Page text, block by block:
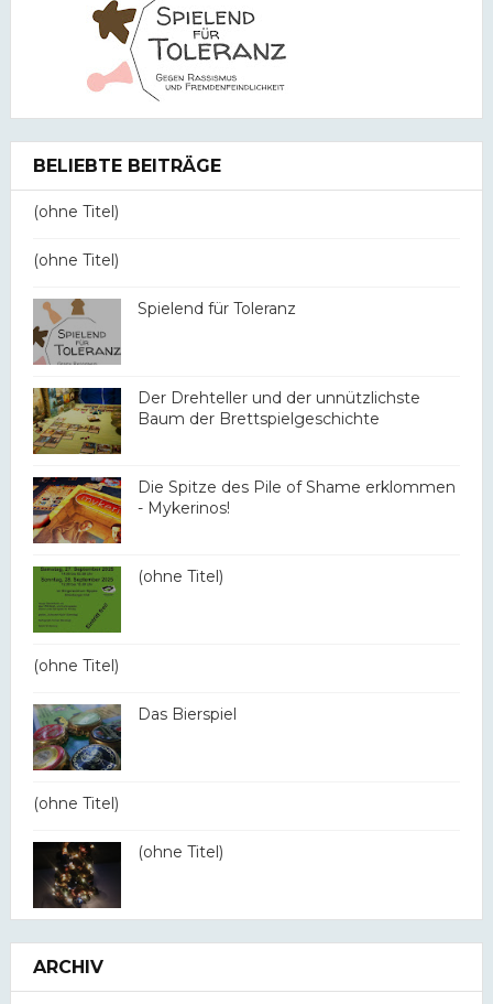
BELIEBTE BEITRÄGE
(ohne Titel)
(ohne Titel)
Spielend für Toleranz
Der Drehteller und der unnützlichste
Baum der Brettspielgeschichte
Die Spitze des Pile of Shame erklommen
- Mykerinos!
(ohne Titel)
(ohne Titel)
Das Bierspiel
(ohne Titel)
(ohne Titel)
ARCHIV